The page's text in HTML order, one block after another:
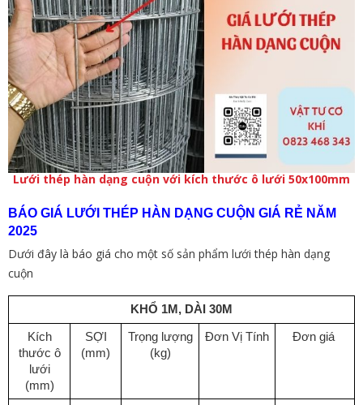
Lưới thép hàn dạng cuộn với kích thước ô lưới 50x100mm
BÁO GIÁ LƯỚI THÉP HÀN DẠNG CUỘN GIÁ RẺ NĂM
2025
Dưới đây là báo giá cho một số sản phẩm lưới thép hàn dạng
cuộn
KHỔ 1M, DÀI 30M
Kích
thước ô
lưới
(mm)
SỢI
(mm)
Trọng lượng
(kg)
Đơn Vị Tính Đơn giá